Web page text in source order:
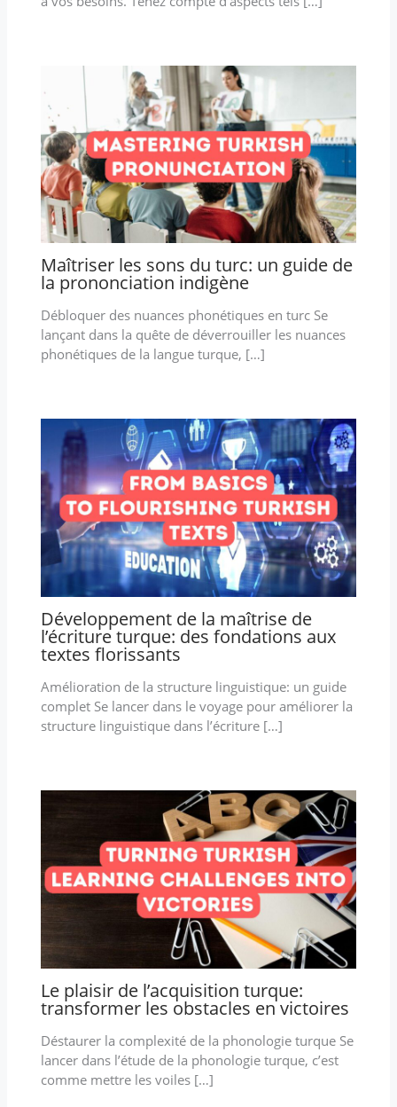
Maîtriser les sons du turc: un guide de
la prononciation indigène
Débloquer des nuances phonétiques en turc Se
lançant dans la quête de déverrouiller les nuances
phonétiques de la langue turque, […]
Développement de la maîtrise de
l’écriture turque: des fondations aux
textes florissants
Amélioration de la structure linguistique: un guide
complet Se lancer dans le voyage pour améliorer la
structure linguistique dans l’écriture […]
Le plaisir de l’acquisition turque:
transformer les obstacles en victoires
Déstaurer la complexité de la phonologie turque Se
lancer dans l’étude de la phonologie turque, c’est
comme mettre les voiles […]